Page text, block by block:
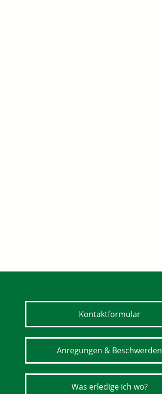
Kontaktformular
Anregungen & Beschwerden
Was erledige ich wo?